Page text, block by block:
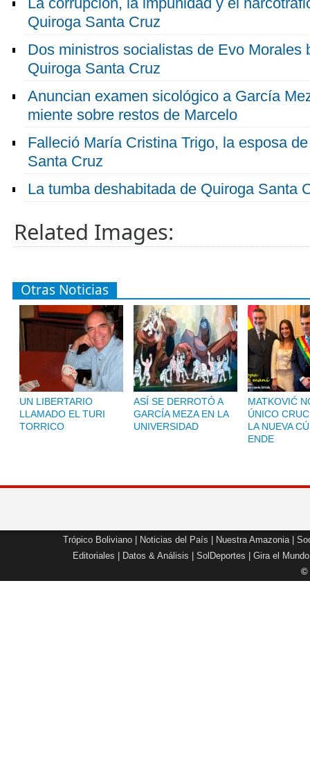
Quiroga Santa Cruz
Dos ministros socialistas de Evo Morales
Quiroga Santa Cruz
Anuncian examen sicológico a García
miente sobre restos de Marcelo
Falleció María Cristina Trigo, la esposa
Santa Cruz
La tumba deshabitada de Quiroga Santa
Related Images:
Otras Noticias
UN LIBERTARIO
LLAMADO EL TURI
TORRICO
ASÍ SE DERROTÓ A
GARCÍA MEZA EN LA
UNIVERSIDAD
MATKOVIĆ
ÚNICO
LA NUEVA
ENDE
Trópico Boliviano Noticias del País Nuestra Amazonia|
Editoriales
Datos & Análisis SolDeportes Gira el Mundo
©